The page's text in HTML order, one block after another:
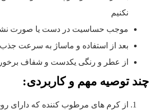
نکنیم
موجب حساسیت در دست یا صورت
بعد از استفاده و ماساژ به سرعت
از عطر و رنگی یکدست و شفاف
چند توصیه مهم و کاربردی:
از کرم های مرطوب کننده که دارای